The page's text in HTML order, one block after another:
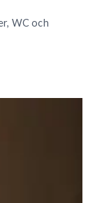
WC och